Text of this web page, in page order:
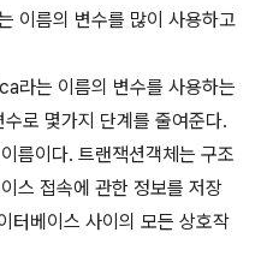
이름의 변수를 많이 사용하고
라는 이름의 변수를 사용하는
로 몇가지 단계를 줄여준다.
름이다. 트랜잭션객체는 구조
스 접속에 관한 정보를 저장
터베이스 사이의 모든 상호작